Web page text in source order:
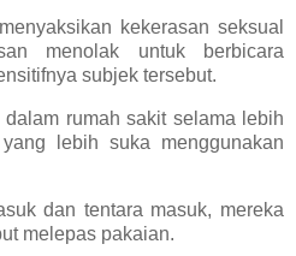
kekerasan seksual
menolak untuk berbicara
subjek tersebut.
dalam rumah sakit selama lebih
lebih suka menggunakan
dan tentara masuk, mereka
melepas pakaian.